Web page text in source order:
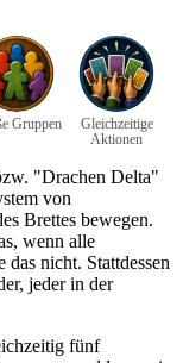
Gruppen
Gleichzeitige
Aktionen
"Drachen Delta"
von
Brettes bewegen.
wenn alle
nicht. Stattdessen
jeder in der
fünf